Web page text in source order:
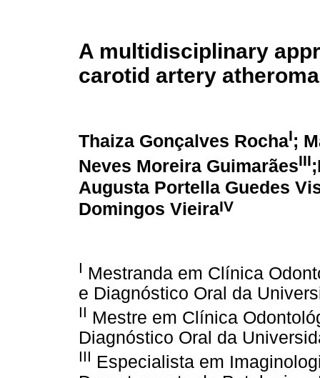
A multidisciplinary
carotid artery
Thaiza Gonçalves RochaI;
Neves Moreira GuimarãesIII
Augusta Portella Guedes
Domingos VieiraIV
I Mestranda em Clínica
e Diagnóstico Oral da
II Mestre em Clínica
Diagnóstico Oral da
III Especialista em